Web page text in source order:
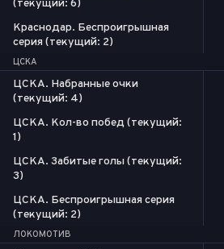
(текущий: 6)
Краснодар. Беспроигрышная
серия (текущий: 2)
ЦСКА
ЦСКА. Набранные очки
(текущий: 4)
ЦСКА. Кол-во побед (текущий:
1)
ЦСКА. Забитые голы (текущий:
3)
ЦСКА. Беспроигрышная серия
(текущий: 2)
ЛОКОМОТИВ